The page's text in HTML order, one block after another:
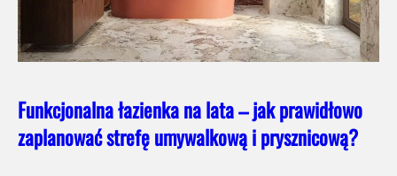
Funkcjonalna łazienka na lata – jak prawidłowo
zaplanować strefę umywalkową i prysznicową?